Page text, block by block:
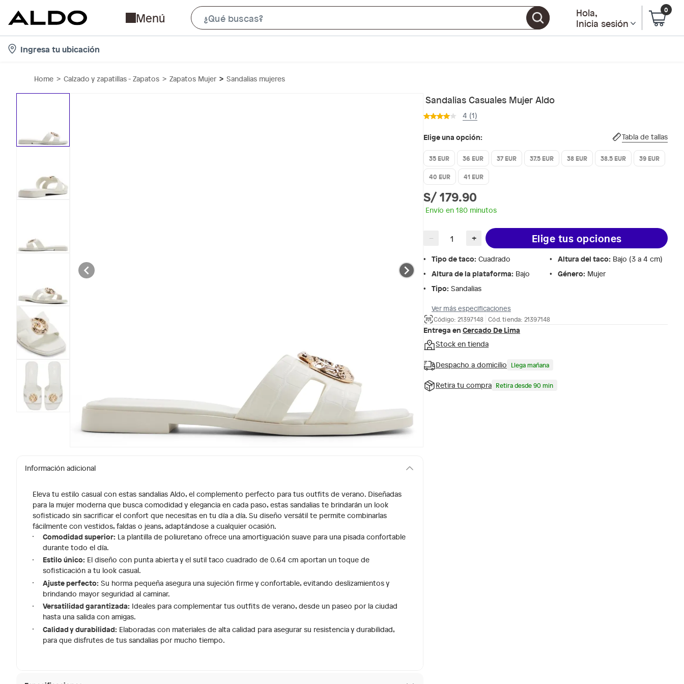
Menú
e
Hola,
Inicia sesión
0
Ingresa tu ubicación
Home Calzado y zapatillas - Zapatos Zapatos Mujer Sandalias mujeres
Información adicional
Eleva tu estilo casual con estas sandalias Aldo, el complemento perfecto para tus outfits de verano. Diseñadas
para la mujer moderna que busca comodidad y elegancia en cada paso, estas sandalias te brindarán un look
sofisticado sin sacrificar el confort que necesitas en tu día a día. Su diseño versátil te permite combinarlas
fácilmente con vestidos, faldas o jeans, adaptándose a cualquier ocasión.
Comodidad superior: La plantilla de poliuretano ofrece una amortiguación suave para una pisada confortable
durante todo el día.
Estilo único: El diseño con punta abierta y el sutil taco cuadrado de 0.64 cm aportan un toque de
sofisticación a tu look casual.
Ajuste perfecto: Su horma pequeña asegura una sujeción firme y confortable, evitando deslizamientos y
brindando mayor seguridad al caminar.
Versatilidad garantizada: Ideales para complementar tus outfits de verano, desde un paseo por la ciudad
hasta una salida con amigas.
Calidad y durabilidad: Elaboradas con materiales de alta calidad para asegurar su resistencia y durabilidad,
para que disfrutes de tus sandalias por mucho tiempo.
Sandalias Casuales Mujer Aldo
4 (1)
Elige una opción: Tabla de tallas
35 EUR 36 EUR 37 EUR 37.5 EUR 38 EUR 38.5 EUR
39 EUR
40 EUR
41 EUR
S/ 179.90
Envío en 180 minutos
− + Elige tus opciones
Tipo de taco: Cuadrado Altura del taco: Bajo (3 a 4 cm)
Altura de la plataforma: Bajo Género: Mujer
Tipo: Sandalias
Ver más especificaciones
Código: 21397148 Cód. tienda: 21397148
Entrega en Cercado De Lima
Stock en tienda
Despacho a domicilio Llega mañana
Retira tu compra Retira desde 90 min